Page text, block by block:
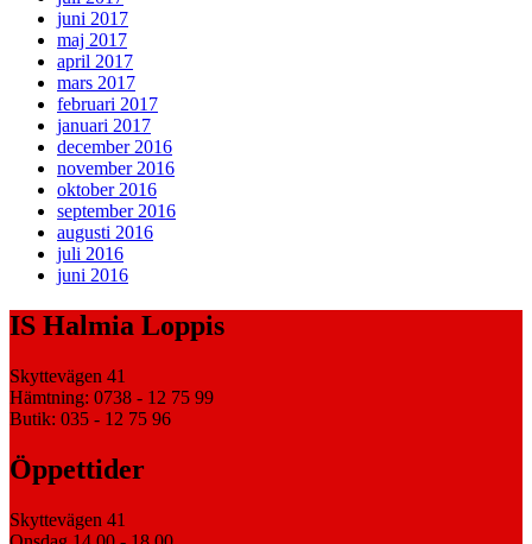
juni 2017
maj 2017
april 2017
mars 2017
februari 2017
januari 2017
december 2016
november 2016
oktober 2016
september 2016
augusti 2016
juli 2016
juni 2016
IS Halmia Loppis
Skyttevägen 41
Hämtning: 0738 - 12 75 99
Butik: 035 - 12 75 96
Öppettider
Skyttevägen 41